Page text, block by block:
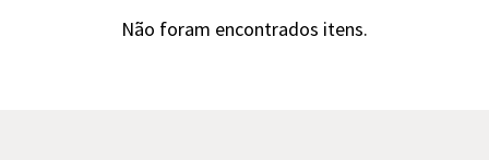
Não foram encontrados itens.